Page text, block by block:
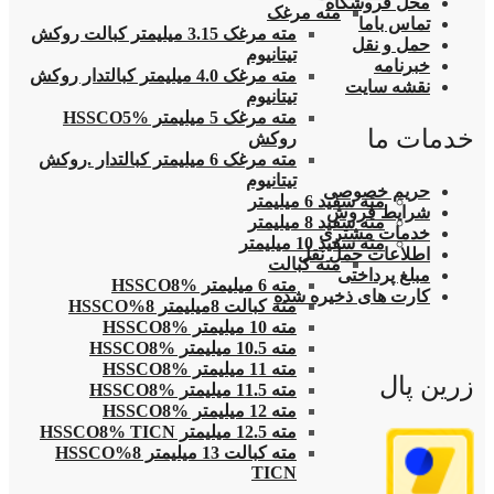
مته مرغک
مته مرغک 3.15 میلیمتر کبالت روکش
تیتانیوم
مته مرغک 4.0 میلیمتر کبالتدار روکش
تیتانیوم
مته مرغک 5 میلیمتر HSSCO5%
روکش
مته مرغک 6 میلیمتر کبالتدار .روکش
تیتانیوم
مته سفید 6 میلیمتر
مته سفید 8 میلیمتر
مته سفید 10 میلیمتر
مته کبالت
مته 6 میلیمتر HSSCO8%
مته کبالت 8میلیمتر 8%HSSCO
مته 10 میلیمتر HSSCO8%
مته 10.5 میلیمتر HSSCO8%
مته 11 میلیمتر HSSCO8%
مته 11.5 میلیمتر HSSCO8%
مته 12 میلیمتر HSSCO8%
مته 12.5 میلیمتر HSSCO8% TICN
مته کبالت 13 میلیمتر 8%HSSCO
TICN
تماس باما
حمل و نقل
خبرنامه
نقشه سایت
خدمات ما
حریم خصوصی
شرایط فروش
خدمات مشتری
اطلاعات حمل نقل
مبلغ پرداختی
کارت های ذخیره شده
زرین پال